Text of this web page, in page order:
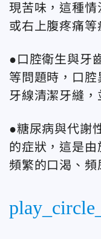
現苦味，這種
或右上腹疼痛等
●口腔衛生與牙
等問題時，口
牙線清潔牙縫，
●糖尿病與代謝
的症狀，這是
頻繁的口渴、頻